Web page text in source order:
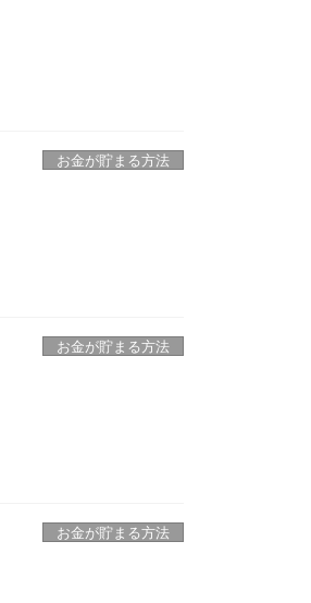
お金が貯まる方法
お金が貯まる方法
お金が貯まる方法